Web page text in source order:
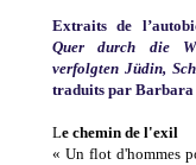
Extraits de
Quer durch die
verfolgten Jüdin,
traduits par Barbara
Le chemin de l'exil
« Un flot d'hommes